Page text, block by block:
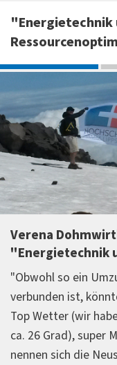
"Energietechnik
Verena
"Energietechnik
"Obwohl so ein
verbunden ist,
Top Wetter (wir
ca. 26 Grad), super
nennen sich die